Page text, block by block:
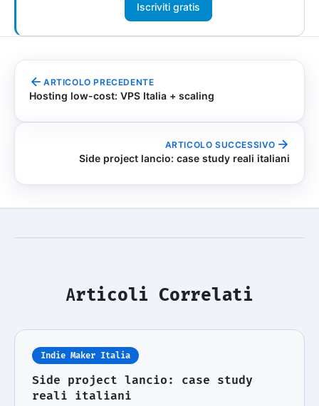
Iscriviti gratis
ARTICOLO PRECEDENTE
Hosting low-cost: VPS Italia + scaling
ARTICOLO SUCCESSIVO
Side project lancio: case study reali italiani
Articoli Correlati
Indie Maker Italia
Side project lancio: case study
reali italiani